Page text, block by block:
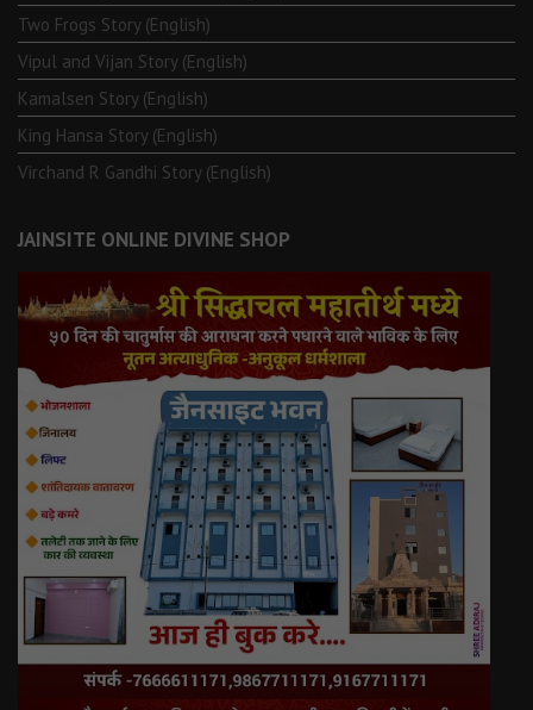
Two Frogs Story (English)
Vipul and Vijan Story (English)
Kamalsen Story (English)
King Hansa Story (English)
Virchand R Gandhi Story (English)
JAINSITE ONLINE DIVINE SHOP